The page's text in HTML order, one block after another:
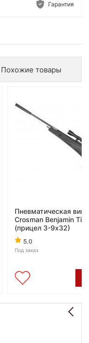
Гарантия
Похожие товары
Пневматическая
Crosman Benjamin
(прицел 3-9x32)
5.0
Под заказ